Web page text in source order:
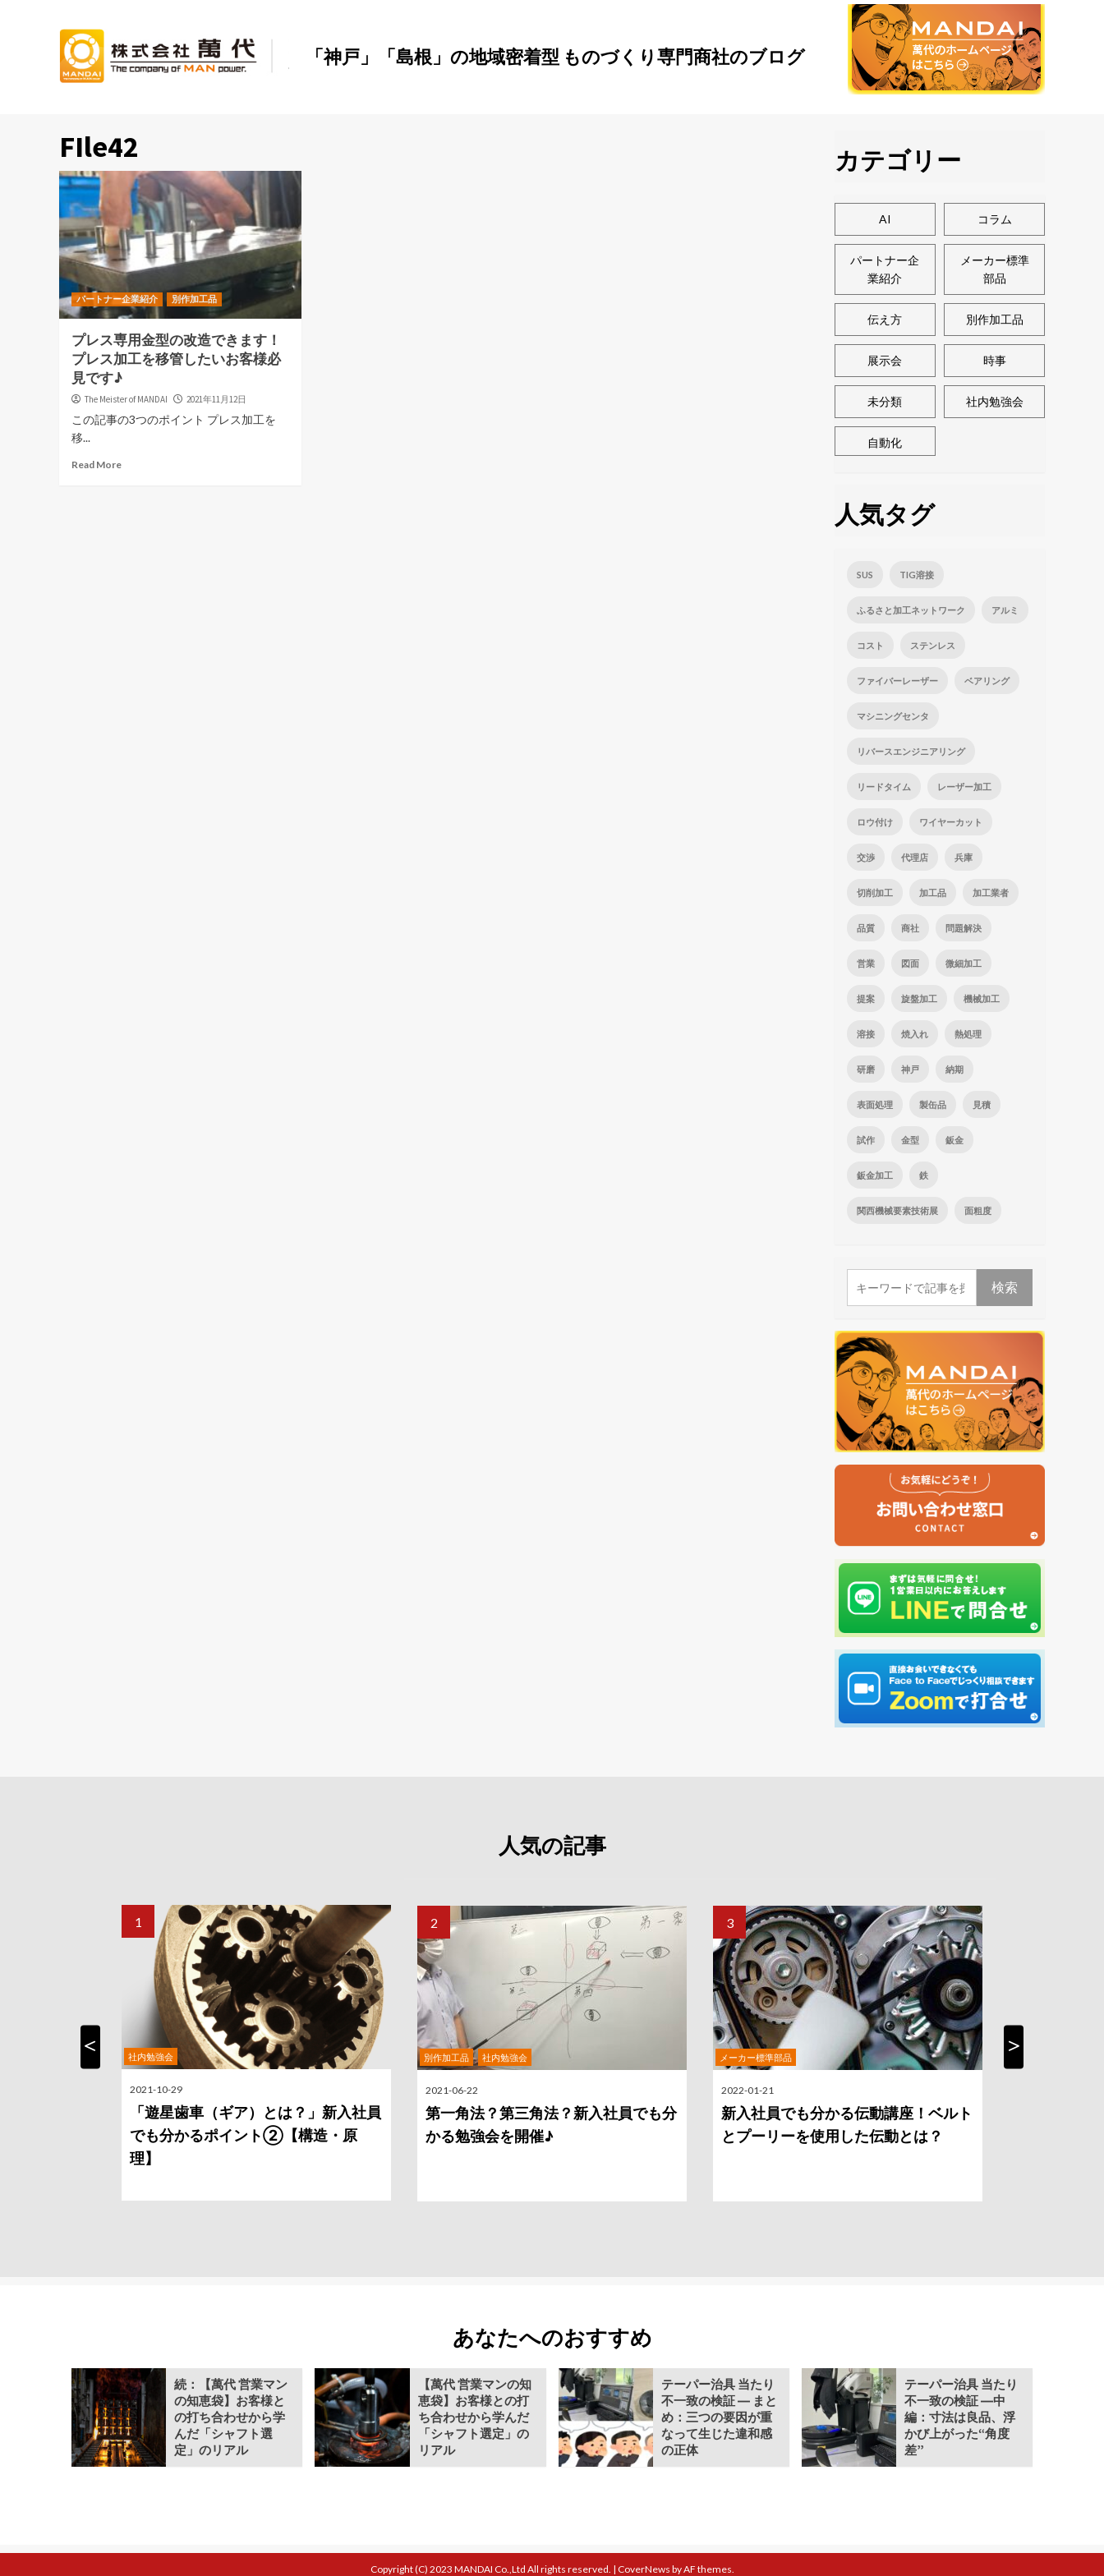
「神戸」「島根」の地域密着型 ものづくり専門商社のブログ
FIle42
パートナー企業紹介 別作加工品
プレス専用金型の改造できます！
プレス加工を移管したいお客様必
見です♪
The Meister of MANDAI 2021年11月12日
この記事の3つのポイント プレス加工を
移...
Read More
カテゴリー
AI コラム
パートナー企
業紹介
メーカー標準
部品
伝え方 別作加工品
展示会 時事
未分類 社内勉強会
自動化
人気タグ
SUS TIG溶接
ふるさと加工ネットワーク アルミ
コスト ステンレス
ファイバーレーザー ベアリング
マシニングセンタ
リバースエンジニアリング
リードタイム レーザー加工
ロウ付け ワイヤーカット
交渉 代理店 兵庫
切削加工 加工品 加工業者
品質 商社 問題解決
営業 図面 微細加工
提案 旋盤加工 機械加工
溶接 焼入れ 熱処理
研磨 神戸 納期
表面処理 製缶品 見積
試作 金型 鈑金
鈑金加工 鉄
関西機械要素技術展 面粗度
検索
人気の記事
社内勉強会
2021-10-29
「遊星歯車（ギア）とは？」新入社員
でも分かるポイント②【構造・原
理】
別作加工品 , 社内勉強会
2021-06-22
第一角法？第三角法？新入社員でも分
かる勉強会を開催♪
メーカー標準部品
2022-01-21
新入社員でも分かる伝動講座！ベルト
とプーリーを使用した伝動とは？
あなたへのおすすめ
続：【萬代 営業マン
の知恵袋】お客様と
の打ち合わせから学
んだ「シャフト選
定」のリアル
【萬代 営業マンの知
恵袋】お客様との打
ち合わせから学んだ
「シャフト選定」の
リアル
テーパー治具 当たり
不一致の検証 ― まと
め：三つの要因が重
なって生じた違和感
の正体
テーパー治具 当たり
不一致の検証 ―中
編：寸法は良品、浮
かび上がった“角度
差”
Copyright (C) 2023 MANDAI Co.,Ltd All rights reserved. | CoverNews by AF themes.